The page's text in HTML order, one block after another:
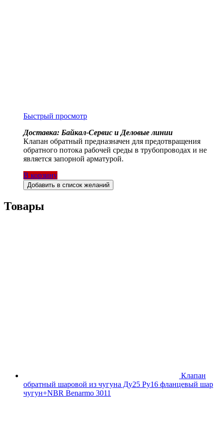
Быстрый просмотр
Доставка: Байкал-Сервис и Деловые линии
Клапан обратный предназначен для предотвращения
обратного потока рабочей среды в трубопроводах и не
является запорной арматурой.
В корзину
Добавить в список желаний
Товары
Клапан
обратный шаровой из чугуна Ду25 Ру16 фланцевый шар
чугун+NBR Benarmo 3011